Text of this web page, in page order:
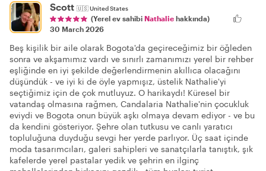
Scott 🇺🇸United States
(Yerel ev sahibi Nathalie hakkında)
30 March 2026
Beş kişilik bir aile olarak Bogota'da geçireceğimiz bir öğleden
sonra ve akşamımız vardı ve sınırlı zamanımızı yerel bir rehber
eşliğinde en iyi şekilde değerlendirmenin akıllıca olacağını
düşündük - ve iyi ki de öyle yapmışız, üstelik Nathalie'yi
seçtiğimiz için de çok mutluyuz. O harikaydı! Küresel bir
vatandaş olmasına rağmen, Candalaria Nathalie'nin çocukluk
eviydi ve Bogota onun büyük aşkı olmaya devam ediyor - ve bu
da kendini gösteriyor. Şehre olan tutkusu ve canlı yaratıcı
topluluğuna duyduğu sevgi her yerde parlıyor. Üç saat içinde
moda tasarımcıları, galeri sahipleri ve sanatçılarla tanıştık, şık
kafelerde yerel pastalar yedik ve şehrin en ilginç